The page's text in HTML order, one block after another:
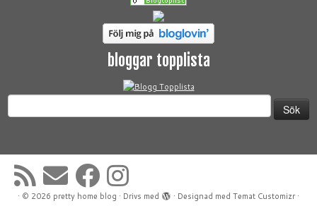
bloggar topplista
Sök
efter:
· © 2026 pretty home blog · Drivs med · Designad med Temat Customizr·